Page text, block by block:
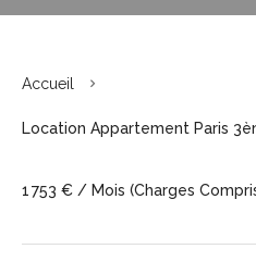
Accueil
Location Appartement Paris
1 753 € / Mois (Charges